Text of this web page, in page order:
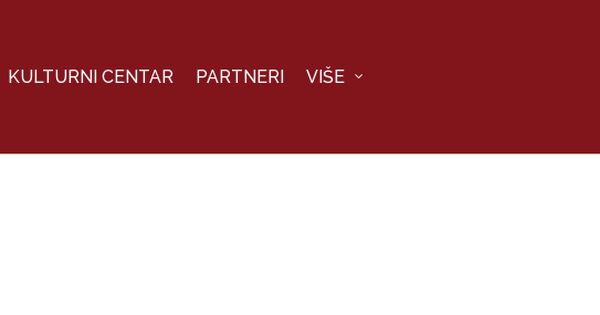
KULTURNI CENTAR PARTNERI VIŠE